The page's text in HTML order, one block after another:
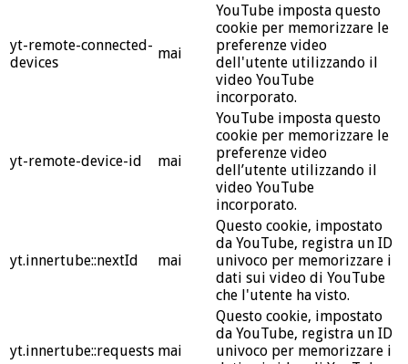
yt-remote-connected-
devices
mai
YouTube imposta questo
cookie per memorizzare le
preferenze video
dell'utente utilizzando il
video YouTube
incorporato.
yt-remote-device-id mai
YouTube imposta questo
cookie per memorizzare le
preferenze video
dell’utente utilizzando il
video YouTube
incorporato.
yt.innertube::nextId mai
Questo cookie, impostato
da YouTube, registra un ID
univoco per memorizzare i
dati sui video di YouTube
che l'utente ha visto.
yt.innertube::requests mai
Questo cookie, impostato
da YouTube, registra un ID
univoco per memorizzare i